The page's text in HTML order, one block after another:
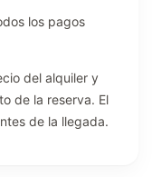
los pagos
del alquiler y
de la reserva. El
de la llegada.